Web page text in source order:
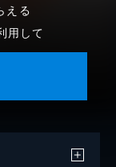
える
用して